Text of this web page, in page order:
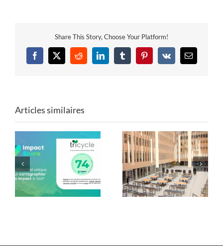
Share This Story, Choose Your Platform!
Facebook
X RedditLinkedInTumblrPinterest
Vk Email
Articles similaires
Mobilier de Paris 2024
: une seconde vie avec
Tricycle !
Les formes du réemploi
: Tricycle x ENSA Paris-
Est